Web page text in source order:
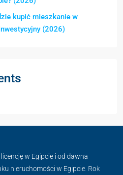
kupić mieszkanie w
(2026)
w Egipcie i od dawna
nieruchomości w Egipcie. Rok